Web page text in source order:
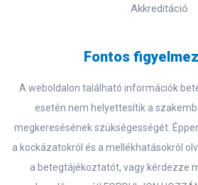
Akkreditáció
Fontos
A weboldalon található információk
esetén nem helyettesítik a
megkeresésének szükségességét.
a kockázatokról és a mellékhatásokról
a betegtájékoztatót, vagy kérdezze